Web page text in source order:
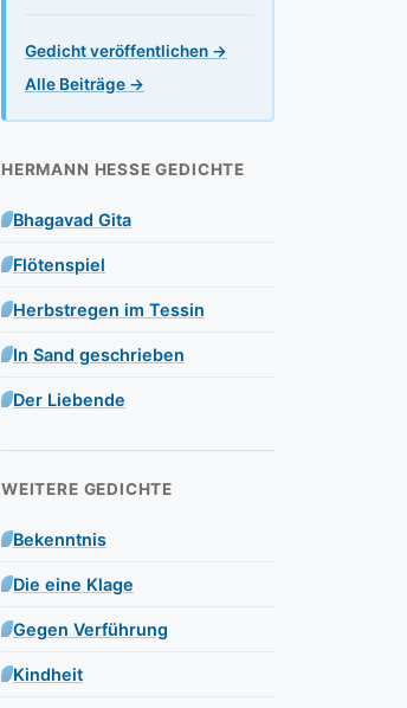
Gedicht veröffentlichen →
Alle Beiträge →
HERMANN HESSE GEDICHTE
Bhagavad Gita
Flötenspiel
Herbstregen im Tessin
In Sand geschrieben
Der Liebende
WEITERE GEDICHTE
Bekenntnis
Die eine Klage
Gegen Verführung
Kindheit